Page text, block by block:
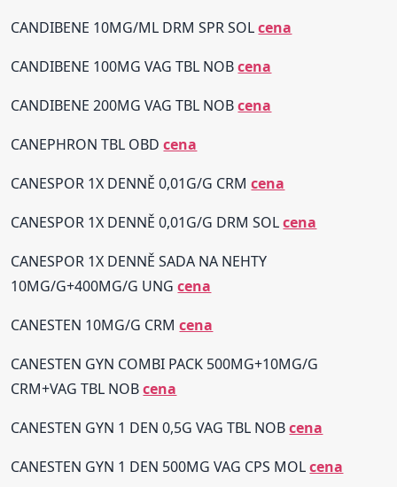
CANDIBENE 10MG/ML DRM SPR SOLcena
CANDIBENE 100MG VAG TBL NOBcena
CANDIBENE 200MG VAG TBL NOBcena
CANEPHRON TBL OBDcena
CANESPOR 1X DENNĚ 0,01G/G CRMcena
CANESPOR 1X DENNĚ 0,01G/G DRM SOLcena
CANESPOR 1X DENNĚ SADA NA NEHTY
10MG/G+400MG/G UNGcena
CANESTEN 10MG/G CRMcena
CANESTEN GYN COMBI PACK 500MG+10MG/G
CRM+VAG TBL NOBcena
CANESTEN GYN 1 DEN 0,5G VAG TBL NOBcena
CANESTEN GYN 1 DEN 500MG VAG CPS MOLcena